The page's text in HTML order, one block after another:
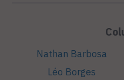
Nathan Barbosa
Léo Borges